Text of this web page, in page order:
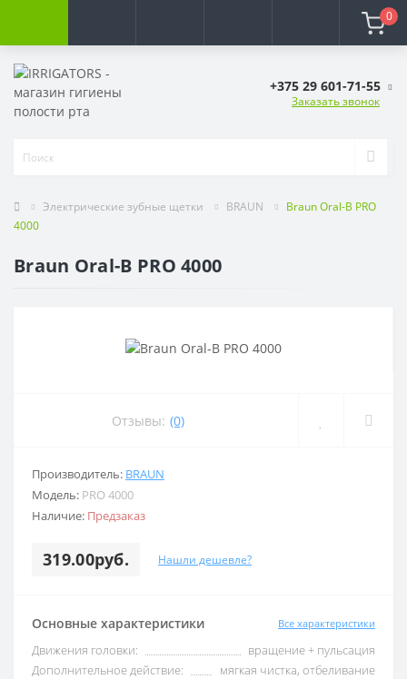
0
+375 29 601-71-55
Заказать звонок
Электрические зубные щетки BRAUN
Braun Oral-B PRO
4000
Braun Oral-B PRO 4000
Отзывы: (0)
Производитель: BRAUN
Модель: PRO 4000
Наличие: Предзаказ
319.00руб. Нашли дешевле?
Основные характеристики Все характеристики
Движения головки:
вращение + пульсация
Дополнительное действие:
мягкая чистка, отбеливание